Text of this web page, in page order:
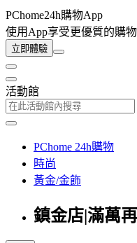
PChome24h購物App
使用App享受更優質的購
立即體驗
活動館
PChome 24h購物
時尚
黃金/金飾
鎮金店|滿萬